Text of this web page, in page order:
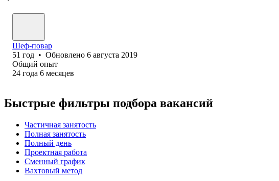
Шеф-повар
51 год • Обновлено 6 августа 2019
Общий опыт
24 года 6 месяцев
Быстрые фильтры подбора вакансий
Частичная занятость
Полная занятость
Полный день
Проектная работа
Сменный график
Вахтовый метод